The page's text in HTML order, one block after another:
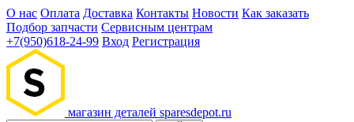
О нас Оплата Доставка Контакты Новости Как заказать
Подбор запчасти Сервисным центрам
+7(950)618-24-99 Вход Регистрация
магазин деталей sparesdepot.ru